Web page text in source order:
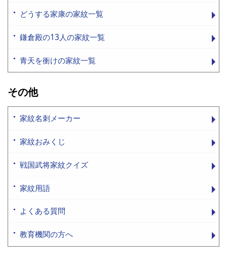
どうする家康の家紋一覧
鎌倉殿の13人の家紋一覧
青天を衝けの家紋一覧
その他
家紋名刺メーカー
家紋おみくじ
戦国武将家紋クイズ
家紋用語
よくある質問
教育機関の方へ